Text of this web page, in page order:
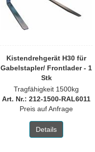
Kistendrehgerät H30 für
Gabelstapler/ Frontlader - 1
Stk
Tragfähigkeit 1500kg
Art. Nr.: 212-1500-RAL6011
Preis auf Anfrage
Details